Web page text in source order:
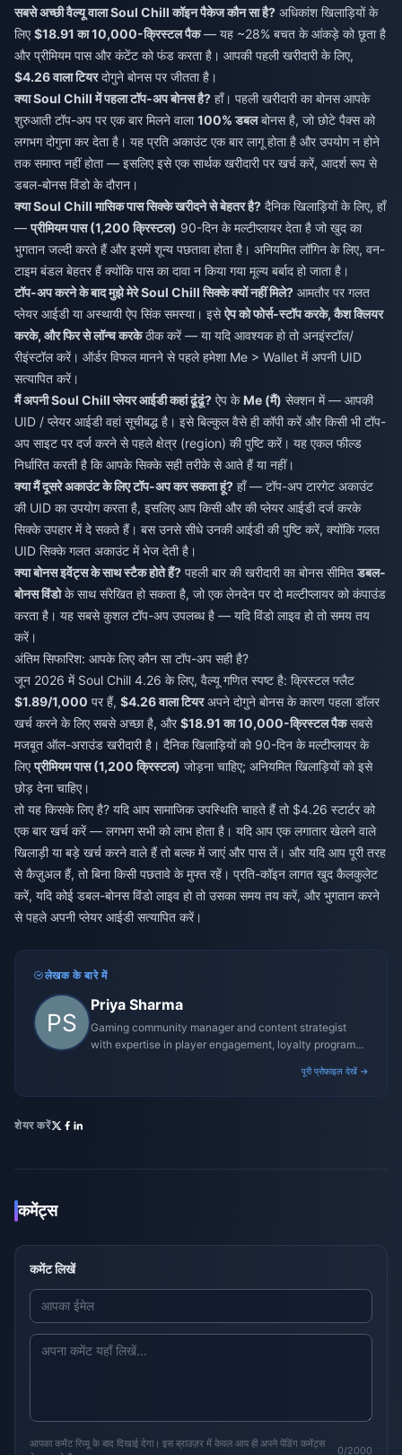
सबसे अच्छी वैल्यू वाला Soul Chill कॉइन पैकेज कौन सा है? अधिकांश खिलाड़ियों के
लिए$18.91 का 10,000-क्रिस्टल पैक— यह ~28% बचत के आंकड़े को छूता है
और प्रीमियम पास और कंटेंट को फंड करता है। आपकी पहली खरीदारी के लिए,
$4.26 वाला टियरदोगुने बोनस पर जीतता है।
क्या Soul Chill में पहला टॉप-अप बोनस है? हाँ। पहली खरीदारी का बोनस आपके
शुरुआती टॉप-अप पर एक बार मिलने वाला100% डबलबोनस है, जो छोटे पैक्स को
लगभग दोगुना कर देता है। यह प्रति अकाउंट एक बार लागू होता है और उपयोग न होने
तक समाप्त नहीं होता — इसलिए इसे एक सार्थक खरीदारी पर खर्च करें, आदर्श रूप से
डबल-बोनस विंडो के दौरान।
क्या Soul Chill मासिक पास सिक्के खरीदने से बेहतर है? दैनिक खिलाड़ियों के लिए, हाँ
—प्रीमियम पास (1,200 क्रिस्टल) 90-दिन के मल्टीप्लायर देता है जो खुद का
भुगतान जल्दी करते हैं और इसमें शून्य पछतावा होता है। अनियमित लॉगिन के लिए, वन-
टाइम बंडल बेहतर हैं क्योंकि पास का दावा न किया गया मूल्य बर्बाद हो जाता है।
टॉप-अप करने के बाद मुझे मेरे Soul Chill सिक्के क्यों नहीं मिले? आमतौर पर गलत
प्लेयर आईडी या अस्थायी ऐप सिंक समस्या। इसेऐप को फोर्स-स्टॉप करके, कैश क्लियर
करके, और फिर से लॉन्च करकेठीक करें — या यदि आवश्यक हो तो अनइंस्टॉल/
रीइंस्टॉल करें। ऑर्डर विफल मानने से पहले हमेशा Me > Wallet में अपनी UID
सत्यापित करें।
मैं अपनी Soul Chill प्लेयर आईडी कहां ढूंढूं? ऐप के Me (मैं) सेक्शन में — आपकी
UID / प्लेयर आईडी वहां सूचीबद्ध है। इसे बिल्कुल वैसे ही कॉपी करें और किसी भी टॉप-
अप साइट पर दर्ज करने से पहले क्षेत्र (region) की पुष्टि करें। यह एकल फील्ड
निर्धारित करती है कि आपके सिक्के सही तरीके से आते हैं या नहीं।
क्या मैं दूसरे अकाउंट के लिए टॉप-अप कर सकता हूं? हाँ — टॉप-अप टारगेट अकाउंट
की UID का उपयोग करता है, इसलिए आप किसी और की प्लेयर आईडी दर्ज करके
सिक्के उपहार में दे सकते हैं। बस उनसे सीधे उनकी आईडी की पुष्टि करें, क्योंकि गलत
UID सिक्के गलत अकाउंट में भेज देती है।
क्या बोनस इवेंट्स के साथ स्टैक होते हैं? पहली बार की खरीदारी का बोनस सीमितडबल-
बोनस विंडोके साथ संरेखित हो सकता है, जो एक लेनदेन पर दो मल्टीप्लायर को कंपाउंड
करता है। यह सबसे कुशल टॉप-अप उपलब्ध है — यदि विंडो लाइव हो तो समय तय
करें।
अंतिम सिफारिश: आपके लिए कौन सा टॉप-अप सही है?
जून 2026 में Soul Chill 4.26 के लिए, वैल्यू गणित स्पष्ट है: क्रिस्टल फ्लैट
$1.89/1,000 पर हैं, $4.26 वाला टियरअपने दोगुने बोनस के कारण पहला डॉलर
खर्च करने के लिए सबसे अच्छा है, और$18.91 का 10,000-क्रिस्टल पैकसबसे
मजबूत ऑल-अराउंड खरीदारी है। दैनिक खिलाड़ियों को 90-दिन के मल्टीप्लायर के
लिएप्रीमियम पास (1,200 क्रिस्टल) जोड़ना चाहिए; अनियमित खिलाड़ियों को इसे
छोड़ देना चाहिए।
तो यह किसके लिए है? यदि आप सामाजिक उपस्थिति चाहते हैं तो $4.26 स्टार्टर को
एक बार खर्च करें — लगभग सभी को लाभ होता है। यदि आप एक लगातार खेलने वाले
खिलाड़ी या बड़े खर्च करने वाले हैं तो बल्क में जाएं और पास लें। और यदि आप पूरी तरह
से कैज़ुअल हैं, तो बिना किसी पछतावे के मुफ्त रहें। प्रति-कॉइन लागत खुद कैलकुलेट
करें, यदि कोई डबल-बोनस विंडो लाइव हो तो उसका समय तय करें, और भुगतान करने
से पहले अपनी प्लेयर आईडी सत्यापित करें।
लेखक के बारे में
Priya Sharma
Gaming community manager and content strategist
with expertise in player engagement, loyalty programs,
पूरी प्रोफ़ाइल देखें →
शेयर करें
कमेंट्स
कमेंट लिखें
आपका कमेंट रिव्यू के बाद दिखाई देगा। इस ब्राउज़र में केवल आप ही अपने पेंडिंग कमेंट्स
0/2000